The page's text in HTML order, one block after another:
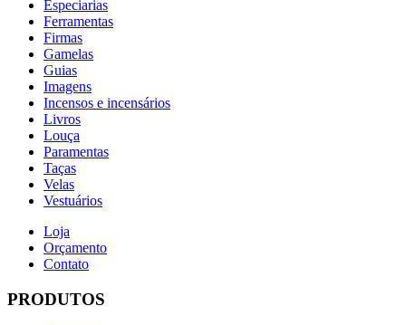
Especiarias
Ferramentas
Firmas
Gamelas
Guias
Imagens
Incensos e incensários
Livros
Louça
Paramentas
Taças
Velas
Vestuários
Loja
Orçamento
Contato
PRODUTOS